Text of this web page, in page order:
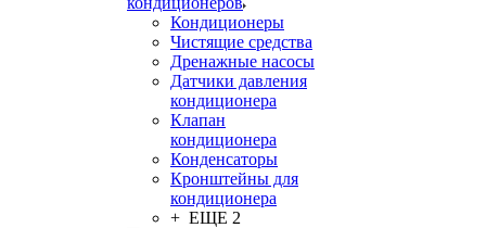
Кондиционеры
Чистящие средства
Дренажные насосы
Датчики давления
кондиционера
Клапан
кондиционера
Конденсаторы
Кронштейны для
кондиционера
+ ЕЩЕ 2